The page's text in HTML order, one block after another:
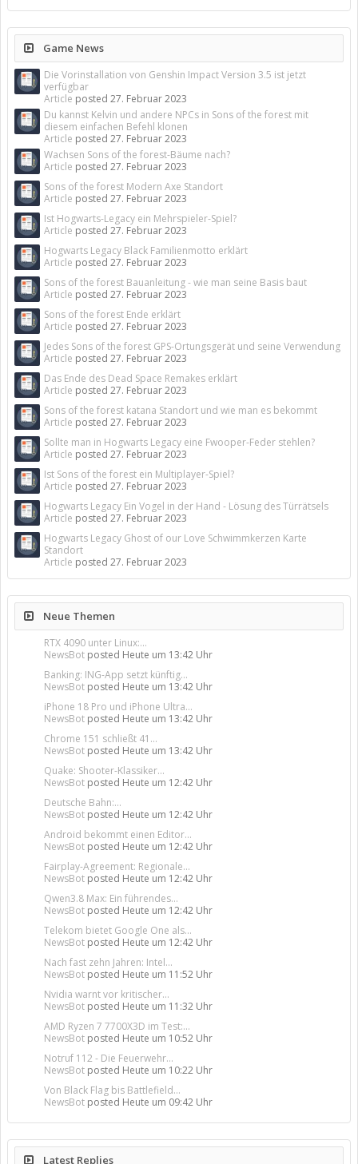
Game News
Die Vorinstallation von Genshin Impact Version 3.5 ist jetzt
verfügbar
Article posted 27. Februar 2023
Du kannst Kelvin und andere NPCs in Sons of the forest mit
diesem einfachen Befehl klonen
Article posted 27. Februar 2023
Wachsen Sons of the forest-Bäume nach?
Article posted 27. Februar 2023
Sons of the forest Modern Axe Standort
Article posted 27. Februar 2023
Ist Hogwarts-Legacy ein Mehrspieler-Spiel?
Article posted 27. Februar 2023
Hogwarts Legacy Black Familienmotto erklärt
Article posted 27. Februar 2023
Sons of the forest Bauanleitung - wie man seine Basis baut
Article posted 27. Februar 2023
Sons of the forest Ende erklärt
Article posted 27. Februar 2023
Jedes Sons of the forest GPS-Ortungsgerät und seine Verwendung
Article posted 27. Februar 2023
Das Ende des Dead Space Remakes erklärt
Article posted 27. Februar 2023
Sons of the forest katana Standort und wie man es bekommt
Article posted 27. Februar 2023
Sollte man in Hogwarts Legacy eine Fwooper-Feder stehlen?
Article posted 27. Februar 2023
Ist Sons of the forest ein Multiplayer-Spiel?
Article posted 27. Februar 2023
Hogwarts Legacy Ein Vogel in der Hand - Lösung des Türrätsels
Article posted 27. Februar 2023
Hogwarts Legacy Ghost of our Love Schwimmkerzen Karte
Standort
Article posted 27. Februar 2023
Neue Themen
RTX 4090 unter Linux:...
NewsBot posted Heute um 13:42 Uhr
Banking: ING-App setzt künftig...
NewsBot posted Heute um 13:42 Uhr
iPhone 18 Pro und iPhone Ultra...
NewsBot posted Heute um 13:42 Uhr
Chrome 151 schließt 41...
NewsBot posted Heute um 13:42 Uhr
Quake: Shooter-Klassiker...
NewsBot posted Heute um 12:42 Uhr
Deutsche Bahn:...
NewsBot posted Heute um 12:42 Uhr
Android bekommt einen Editor...
NewsBot posted Heute um 12:42 Uhr
Fairplay-Agreement: Regionale...
NewsBot posted Heute um 12:42 Uhr
Qwen3.8 Max: Ein führendes...
NewsBot posted Heute um 12:42 Uhr
Telekom bietet Google One als...
NewsBot posted Heute um 12:42 Uhr
Nach fast zehn Jahren: Intel...
NewsBot posted Heute um 11:52 Uhr
Nvidia warnt vor kritischer...
NewsBot posted Heute um 11:32 Uhr
AMD Ryzen 7 7700X3D im Test:...
NewsBot posted Heute um 10:52 Uhr
Notruf 112 - Die Feuerwehr...
NewsBot posted Heute um 10:22 Uhr
Von Black Flag bis Battlefield...
NewsBot posted Heute um 09:42 Uhr
Latest Replies